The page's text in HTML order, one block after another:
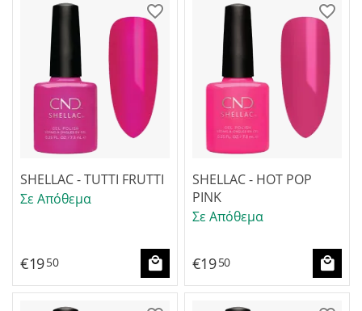
SHELLAC - TUTTI FRUTTI
Σε Απόθεμα
€1950
SHELLAC - HOT POP
PINK
Σε Απόθεμα
€1950